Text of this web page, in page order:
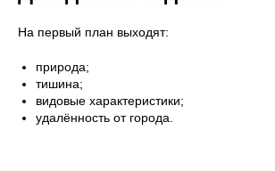
На первый план выходят:
природа;
тишина;
видовые характеристики;
удалённость от города.